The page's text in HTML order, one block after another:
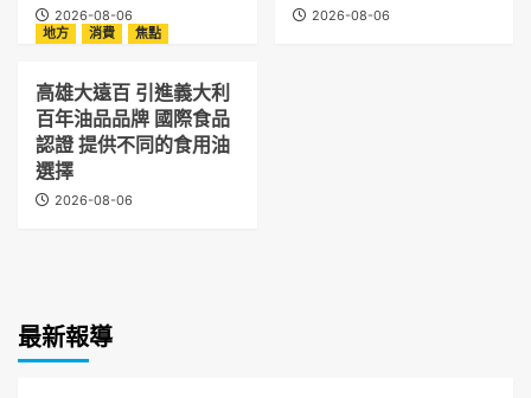
2026-08-06
2026-08-06
地方
消費 焦點
高雄大遠百 引進義大利
百年油品品牌 國際食品
認證 提供不同的食用油
選擇
2026-08-06
最新報導